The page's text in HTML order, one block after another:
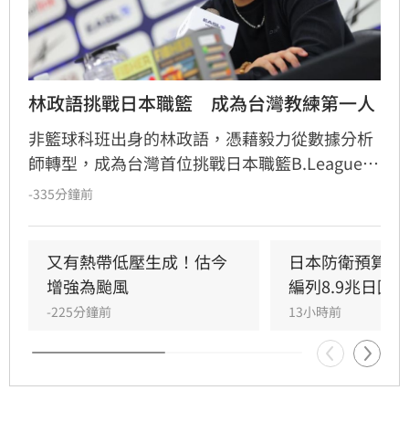
林政語挑戰日本職籃　成為台灣教練第一人
非籃球科班出身的林政語，憑藉毅力從數據分析
師轉型，成為台灣首位挑戰日本職籃B.League的
教練。他曾助新北國王奪下兩座冠軍，並在美籍
自學日文迎接挑戰，期許能在高強度的日本職籃
中磨練執教能力，成為國際級教練，未來更希望
能將寶貴的海外執教經驗帶回台灣，為本土籃壇
注入新氣象，實踐深耕籃球的長遠目標。
-335分鐘前
又有熱帶低壓生成！估今
增強為颱風
-225分鐘前
日本防衛預算
編列8.9兆日圓
13小時前